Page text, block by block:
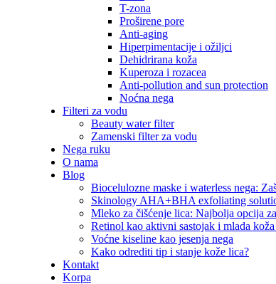
T-zona
Proširene pore
Anti-aging
Hiperpimentacije i ožiljci
Dehidrirana koža
Kuperoza i rozacea
Anti-pollution and sun protection
Noćna nega
Filteri za vodu
Beauty water filter
Zamenski filter za vodu
Nega ruku
O nama
Blog
Biocelulozne maske i waterless nega:
Skinology AHA+BHA exfoliating
Mleko za čišćenje lica: Najbolja opcija
Retinol kao aktivni sastojak i mlada
Voćne kiseline kao jesenja nega
Kako odrediti tip i stanje kože lica?
Kontakt
Korpa